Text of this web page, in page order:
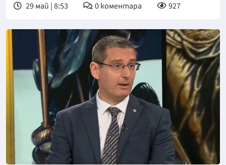
29 май | 8:53 0коментара 927
Снимка: Нова телевизия